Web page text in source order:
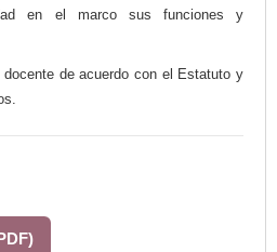
en el marco sus funciones y
docente de acuerdo con el Estatuto y